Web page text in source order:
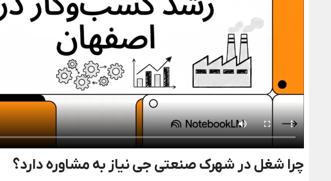
چرا شغل در شهرک صنعتی جی نیاز به مشاوره دارد؟